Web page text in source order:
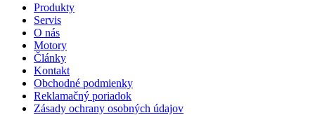
Produkty
Servis
O nás
Motory
Články
Kontakt
Obchodné podmienky
Reklamačný poriadok
Zásady ochrany osobných údajov